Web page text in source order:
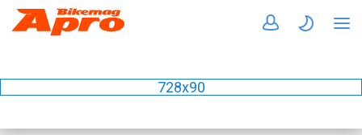
728x90